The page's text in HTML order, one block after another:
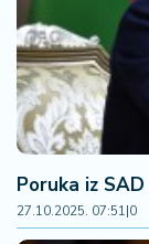
Poruka iz
27.10.2025. 07:51|0